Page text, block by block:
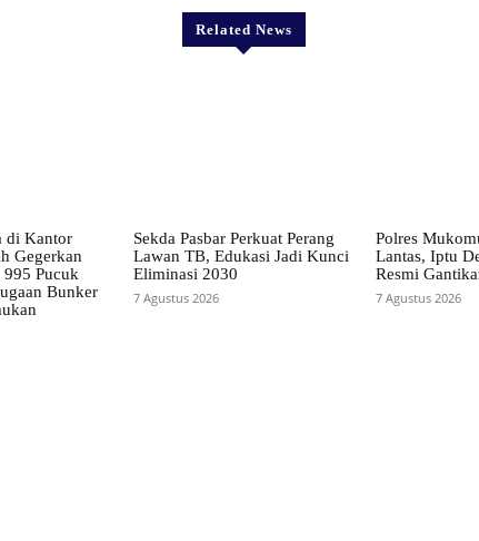
Related News
di Kantor
Gegerkan
995 Pucuk
Bunker
Sekda Pasbar Perkuat Perang
Lawan TB, Edukasi Jadi Kunci
Eliminasi 2030
7 Agustus 2026
Polres
Lantas, Iptu
Resmi
7 Agustus 2026